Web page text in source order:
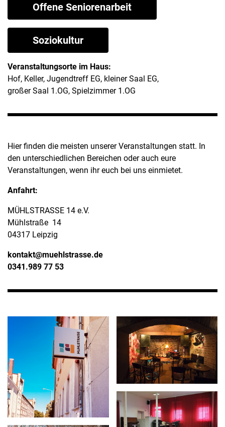
Offene Seniorenarbeit
Soziokultur
Veranstaltungsorte im Haus:
Hof, Keller, Jugendtreff EG, kleiner Saal EG,
großer Saal 1.OG, Spielzimmer 1.OG
Hier finden die meisten unserer Veranstaltungen statt. In
den unterschiedlichen Bereichen oder auch eure
Veranstaltungen, wenn ihr euch bei uns einmietet.
Anfahrt:
MÜHLSTRASSE 14 e.V.
Mühlstraße 14
04317 Leipzig
kontakt@muehlstrasse.de
0341.989 77 53